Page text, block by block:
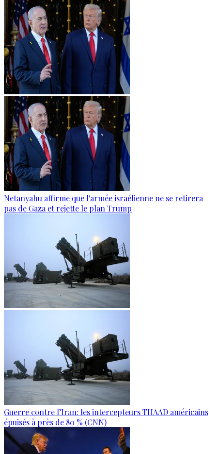
Netanyahu affirme que l'armée israélienne ne se retirera
pas de Gaza et rejette le plan Trump
Guerre contre l’Iran: les intercepteurs THAAD américains
épuisés à près de 80 % (CNN)